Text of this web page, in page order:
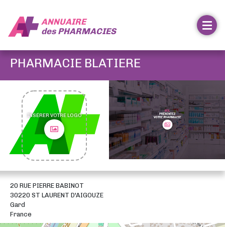
ANNUAIRE
desPHARMACIES
PHARMACIE BLATIERE
INSÉRER VOTRE LOGO
20 RUE PIERRE BABINOT
30220 ST LAURENT D'AIGOUZE
Gard
France